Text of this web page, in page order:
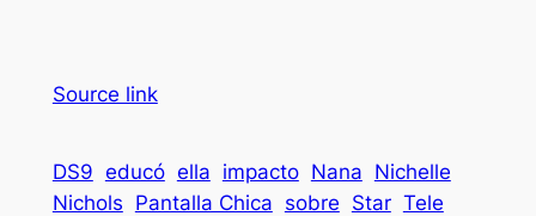
Source link
DS9 educó ella impacto Nana Nichelle
Nichols Pantalla Chica sobre Star Tele